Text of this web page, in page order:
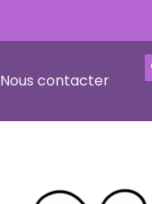
Nous contacter